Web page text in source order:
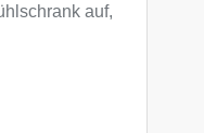
auf,